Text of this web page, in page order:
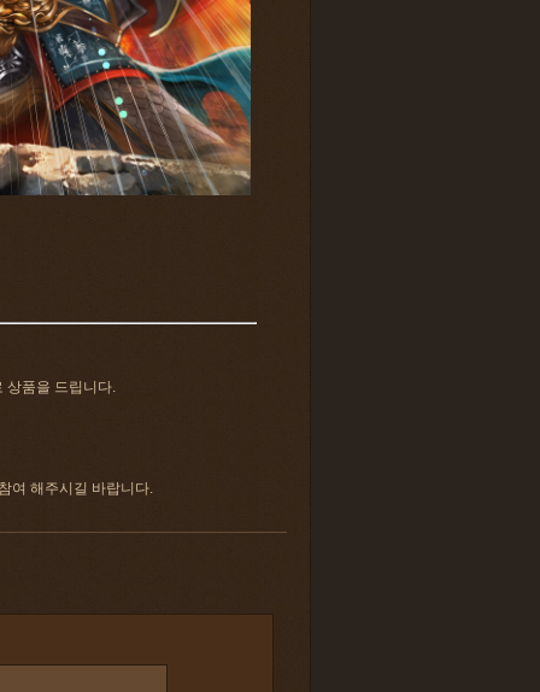
상품을 드립니다.
여 해주시길 바랍니다.